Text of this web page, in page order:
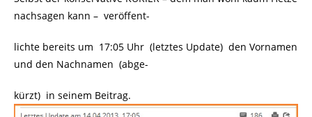
nachsagen kann – veröffent-
lichte bereits um 17:05 Uhr (letztes Update) den Vornamen
und den Nachnamen (abge-
kürzt) in seinem Beitrag.